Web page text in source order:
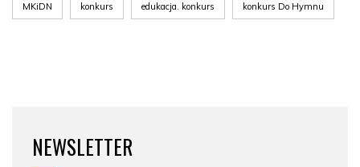
MKiDN konkurs edukacja. konkurs konkurs Do Hymnu
NEWSLETTER